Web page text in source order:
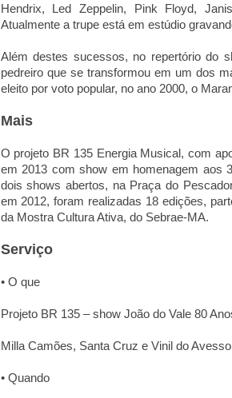
Hendrix, Led Zeppelin, Pink Floyd,
Atualmente a trupe está em estúdio
Além destes sucessos, no repertório do
pedreiro que se transformou em um dos
eleito por voto popular, no ano 2000, o
Mais
O projeto BR 135 Energia Musical, com
em 2013 com show em homenagem aos
dois shows abertos, na Praça do
em 2012, foram realizadas 18 edições,
da Mostra Cultura Ativa, do Sebrae-MA.
Serviço
• O que
Projeto BR 135 – show João do Vale 80
Milla Camões, Santa Cruz e Vinil do Avesso
• Quando